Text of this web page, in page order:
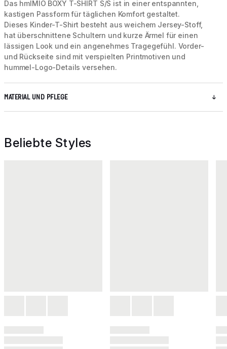
Das hmlMIO BOXY T-SHIRT S/S ist in einer entspannten,
kastigen Passform für täglichen Komfort gestaltet.
Dieses Kinder-T-Shirt besteht aus weichem Jersey-Stoff,
hat überschnittene Schultern und kurze Ärmel für einen
lässigen Look und ein angenehmes Tragegefühl. Vorder-
und Rückseite sind mit verspielten Printmotiven und
hummel-Logo-Details versehen.
MATERIAL UND PFLEGE
Beliebte Styles